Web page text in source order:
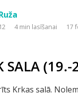
4 min lasīšanai 17
SALA
Krkas salā.